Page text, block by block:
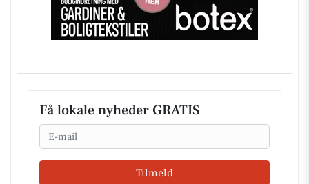
Få lokale nyheder GRATIS
Email
Tilmeld